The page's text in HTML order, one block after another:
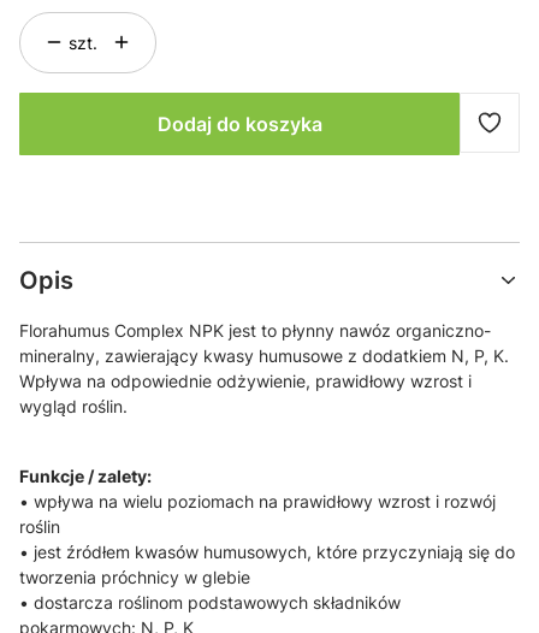
szt.
Dodaj do koszyka
Opis
Florahumus Complex NPK jest to płynny nawóz organiczno-
mineralny, zawierający kwasy humusowe z dodatkiem N, P, K.
Wpływa na odpowiednie odżywienie, prawidłowy wzrost i
wygląd roślin.
Funkcje / zalety:
• wpływa na wielu poziomach na prawidłowy wzrost i rozwój
roślin
• jest źródłem kwasów humusowych, które przyczyniają się do
tworzenia próchnicy w glebie
• dostarcza roślinom podstawowych składników
pokarmowych: N, P, K